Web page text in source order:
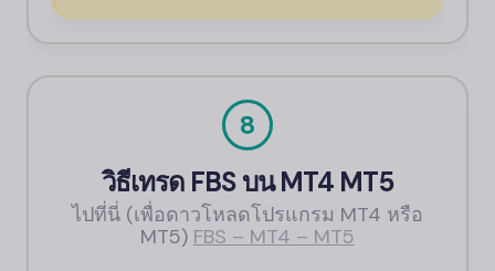
8
วิธีเทรด FBSบน MT4 MT5
ไปที่นี่ (เพื่อดาวโหลดโปรแกรม MT4 หรือ
MT5) FBS – MT4 – MT5